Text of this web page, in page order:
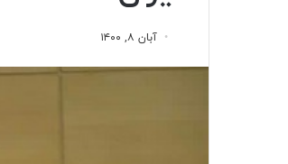
آبان ۸, ۱۴۰۰